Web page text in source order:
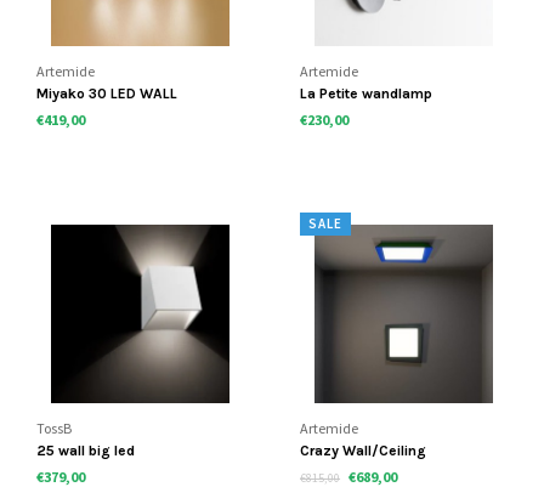
Artemide
Miyako 30 LED WALL
€419,00
Artemide
La Petite wandlamp
€230,00
TossB
25 wall big led
€379,00
SALE
Artemide
Crazy Wall/Ceiling
€815,00 €689,00